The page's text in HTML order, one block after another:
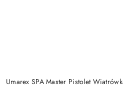
Umarex SPA Master Pistolet